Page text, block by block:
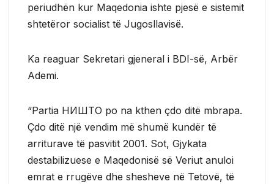
periudhën kur Maqedonia ishte pjesë e sistemit
shtetëror socialist të Jugosllavisë.
Ka reaguar Sekretari gjeneral i BDI-së, Arbër
Ademi.
“Partia НИШТО po na kthen çdo ditë mbrapa.
Çdo ditë një vendim më shumë kundër të
arriturave të pasvitit 2001. Sot, Gjykata
destabilizuese e Maqedonisë së Veriut anuloi
emrat e rrugëve dhe shesheve në Tetovë, të